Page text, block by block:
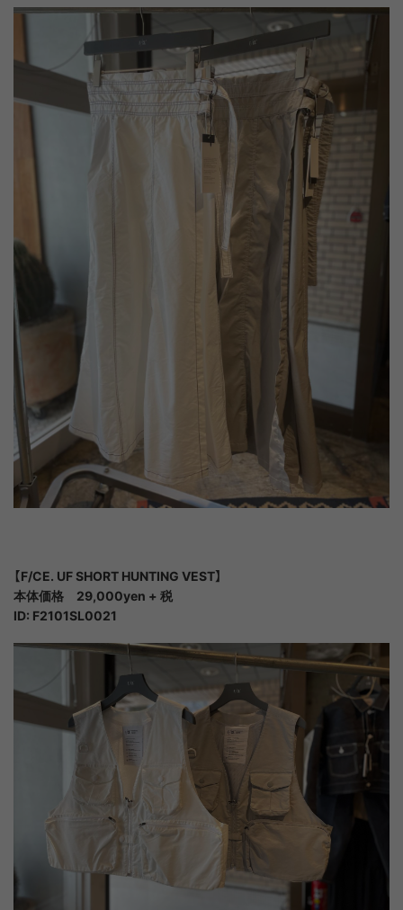
【F/CE. UF SHORT HUNTING VEST】
本体価格 29,000yen + 税
ID: F2101SL0021